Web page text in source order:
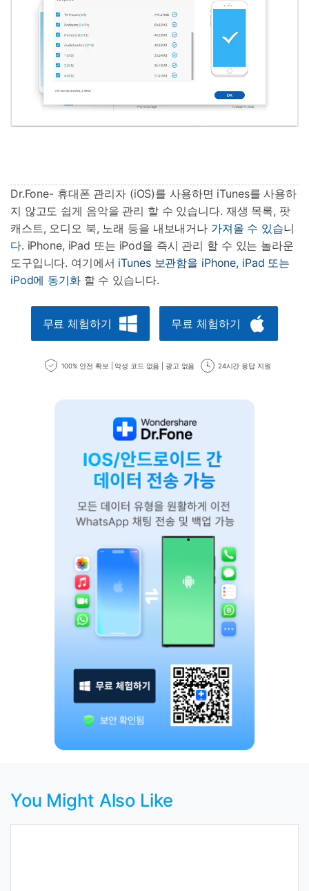
Dr.Fone- 휴대폰 관리자 (iOS)를 사용하면 iTunes를 사용하
지 않고도 쉽게 음악을 관리 할 수 있습니다. 재생 목록, 팟
캐스트, 오디오 북, 노래 등을 내보내거나 가져올 수 있습니
다. iPhone, iPad 또는 iPod을 즉시 관리 할 수 있는 놀라운
도구입니다. 여기에서 iTunes 보관함을 iPhone, iPad 또는
iPod에 동기화할 수 있습니다.
무료 체험하기 무료 체험하기
100% 안전 확보 | 악성 코드 없음 | 광고 없음 24시간 응답 지원
You Might Also Like